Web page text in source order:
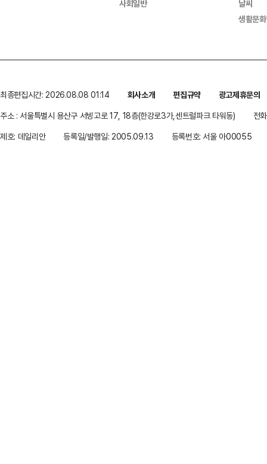
사회일반
날씨
생활문
최종편집시간: 2026.08.08 01:14 회사소개 편집규약
광고제휴문의
주소 : 서울특별시 용산구 서빙고로 17, 18층(한강로3가,센트럴파크 타워동)
전
제호: 데일리안
등록일/발행일: 2005.09.13 등록번호: 서울 아00055